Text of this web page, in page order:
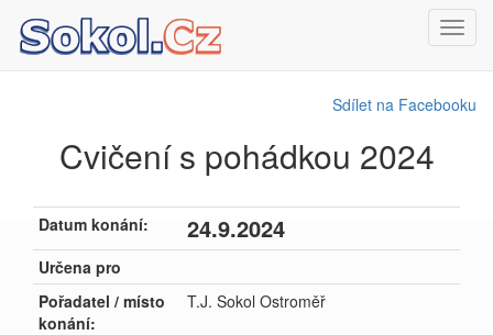
Sdílet na Facebooku
Cvičení s pohádkou 2024
Datum konání: 24.9.2024
Určena pro
Pořadatel / místo
konání:
T.J. Sokol Ostroměř